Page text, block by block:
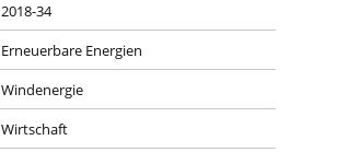
2018-34
Erneuerbare Energien
Windenergie
Wirtschaft